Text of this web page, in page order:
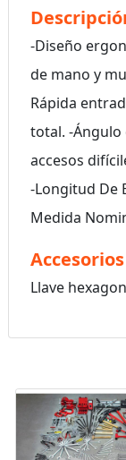
-Diseño
de mano y
Rápida
total. -Ángulo
accesos
-Longitud De
Medida
Accesorios
Llave